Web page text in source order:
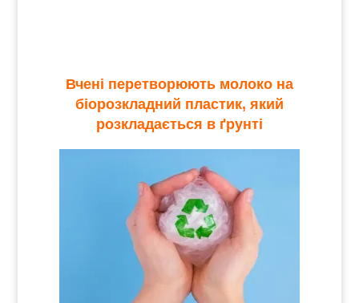
Вчені перетворюють молоко на
біорозкладний пластик, який
розкладається в ґрунті